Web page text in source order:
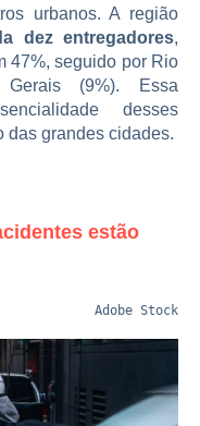
urbanos. A região
dez entregadores,
47%, seguido por Rio
(9%). Essa
desses
das grandes cidades.
estão
Adobe Stock